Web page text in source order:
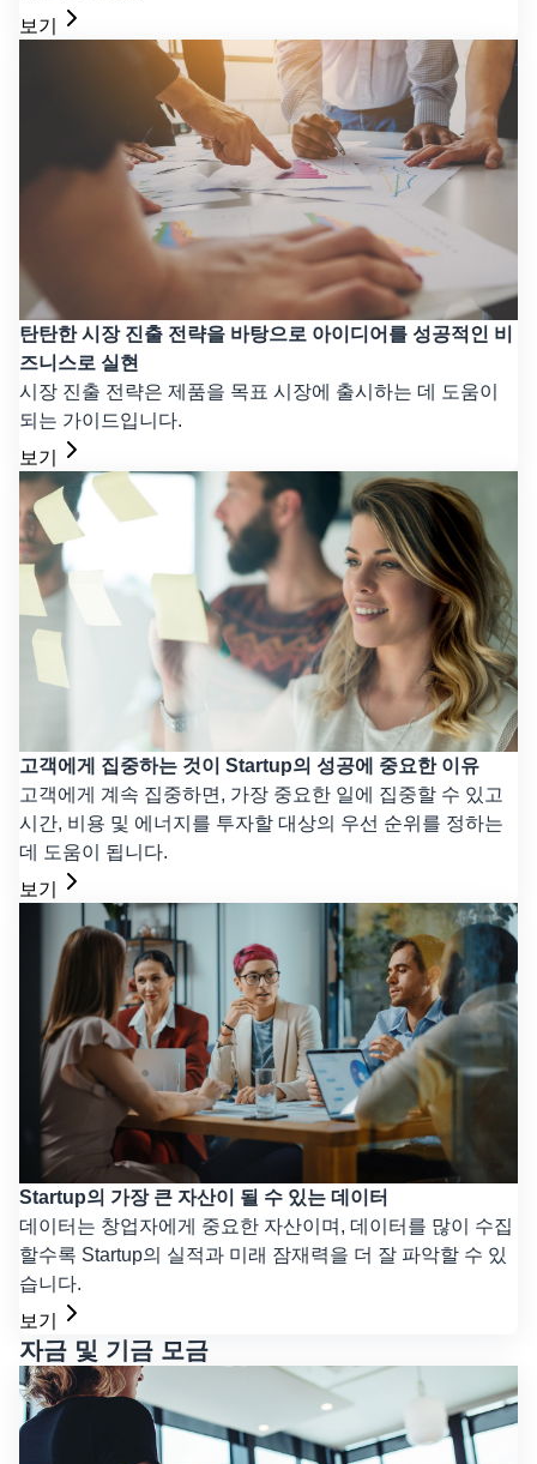
보기
탄탄한 시장 진출 전략을 바탕으로 아이디어를 성공적인 비
즈니스로 실현
시장 진출 전략은 제품을 목표 시장에 출시하는 데 도움이
되는 가이드입니다.
보기
고객에게 집중하는 것이 Startup의 성공에 중요한 이유
고객에게 계속 집중하면, 가장 중요한 일에 집중할 수 있고
시간, 비용 및 에너지를 투자할 대상의 우선 순위를 정하는
데 도움이 됩니다.
보기
Startup의 가장 큰 자산이 될 수 있는 데이터
데이터는 창업자에게 중요한 자산이며, 데이터를 많이 수집
할수록 Startup의 실적과 미래 잠재력을 더 잘 파악할 수 있
습니다.
보기
자금 및 기금 모금